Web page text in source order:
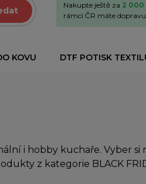
Nakupte ještě za 2 000
rámci ČR máte
KOVU DTF POTISK
i hobby kuchaře. Vyber
z kategorie BLACK